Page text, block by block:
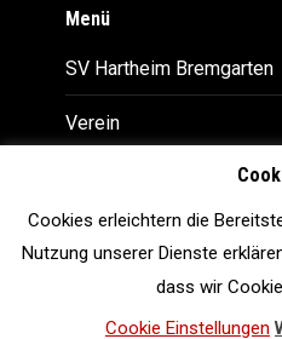
Menü
SV Hartheim Bremgarten
Verein
Impressum
Datenschutz
Cookies erleichtern die
Nutzung unserer Dienste
dass wir
Cookie Einstellungen